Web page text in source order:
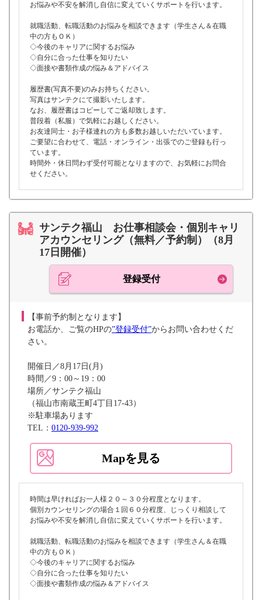
お悩みや不安を解消し自信に変えていくサポートを行います。
就職活動、転職活動のお悩みを相談できます（学生さん＆在職
中の方もＯＫ）
◇今後のキャリアに関するお悩み
◇自分に合った仕事を知りたい
◇面接や書類作成の悩み＆アドバイス
履歴書(写真不要)のみお持ちください。
写真はサンテクにて撮影いたします。
なお、履歴書はコピーしてご返却致します。
普段着（私服）で気軽にお越しください。
お友達同士・お子様連れの方も多数お越しいただいています。
ご要望に合わせて、電話・オンライン・出張でのご登録も行っ
ています。
時間外・休日問わず受付可能となりますので、お気軽にお問合
せください。
サンテク福山 お仕事相談会・個別キャリ
アカウンセリング（無料／予約制）（8月
17日開催）
登録受付
【事前予約制となります】
お電話か、ご覧のHPの”登録受付”からお問い合わせくだ
さい。
開催日／8月17日(月)
時間／9：00～19：00
場所／サンテク福山
（福山市南蔵王町4丁目17-43）
※駐車場あります
TEL： 0120-939-992
Mapを見る
時間は早ければお一人様２０～３０分程度となります。
個別カウンセリングの場合１回６０分程度、じっくり相談して
お悩みや不安を解消し自信に変えていくサポートを行います。
就職活動、転職活動のお悩みを相談できます（学生さん＆在職
中の方もＯＫ）
◇今後のキャリアに関するお悩み
◇自分に合った仕事を知りたい
◇面接や書類作成の悩み＆アドバイス